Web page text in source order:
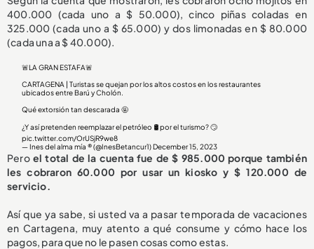
400.000 (cada uno a $ 50.000), cinco piñas coladas en
325.000 (cada uno a $ 65.000) y dos limonadas en $ 80.000
(cada una a $ 40.000).
🚨LA GRAN ESTAFA🚨
CARTAGENA | Turistas se quejan por los altos costos en los restaurantes
ubicados entre Barú y Cholón.
Qué extorsión tan descarada 🤬
¿Y así pretenden reemplazar el petróleo 🛢️ por el turismo? 🙄
pic.twitter.com/OrUSjR9we8
— Ines del alma mía ®️ (@InesBetancur1)December 15, 2023
Pero el total de la cuenta fue de $ 985.000 porque también
les cobraron 60.000 por usar un kiosko y $ 120.000 de
servicio.
Así que ya sabe, si usted va a pasar temporada de vacaciones
en Cartagena, muy atento a qué consume y cómo hace los
pagos, para que no le pasen cosas como estas.